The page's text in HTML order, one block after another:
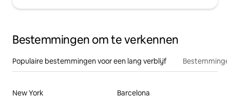
Bestemmingen om te verkennen
Populaire bestemmingen voor een lang verblijf
New York
Barcelona